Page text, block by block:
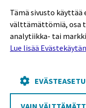
Evästekäytännöt
Tämä sivusto käyttää
välttämättömiä, osa
analytiikka- tai
Lue lisää
VAIN